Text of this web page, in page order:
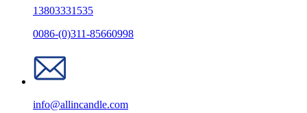
13803331535
0086-(0)311-85660998
info@allincandle.com